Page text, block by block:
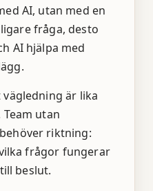
AI, utan med en
fråga, desto
AI hjälpa med
är lika
utan
riktning:
frågor fungerar
beslut.